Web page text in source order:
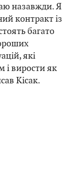
назавжди. Я
контракт із
багато
які
і вирости як
Кісак.